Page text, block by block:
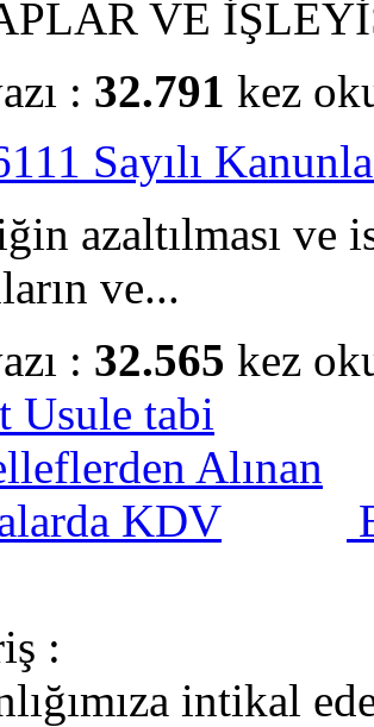
VE
: 32.791 kez
Sayılı
azaltılması ve
ve...
: 32.565 kez
:
intikal